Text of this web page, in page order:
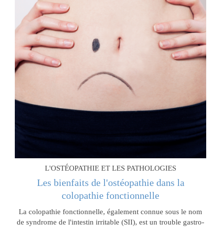
L'OSTÉOPATHIE ET LES PATHOLOGIES
Les bienfaits de l'ostéopathie dans la
colopathie fonctionnelle
La colopathie fonctionnelle, également connue sous le nom
de syndrome de l'intestin irritable (SII), est un trouble gastro-